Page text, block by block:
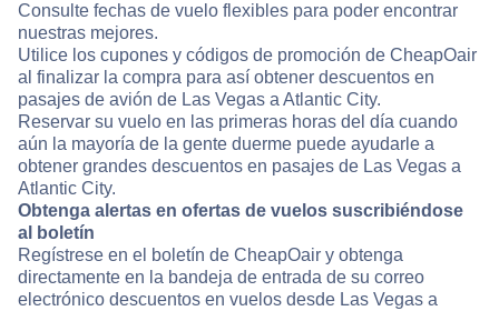
Consulte fechas de vuelo flexibles para poder encontrar
nuestras mejores.
Utilice los cupones y códigos de promoción de CheapOair
al finalizar la compra para así obtener descuentos en
pasajes de avión de Las Vegas a Atlantic City.
Reservar su vuelo en las primeras horas del día cuando
aún la mayoría de la gente duerme puede ayudarle a
obtener grandes descuentos en pasajes de Las Vegas a
Atlantic City.
Obtenga alertas en ofertas de vuelos suscribiéndose
al boletín
Regístrese en el boletín de CheapOair y obtenga
directamente en la bandeja de entrada de su correo
electrónico descuentos en vuelos desde Las Vegas a